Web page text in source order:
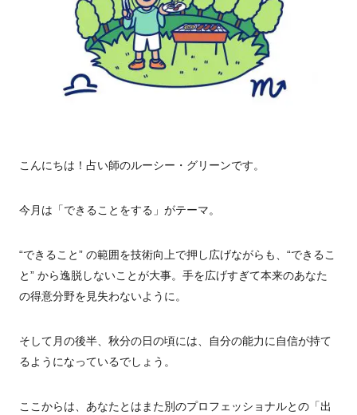
こんにちは！ 占い師のルーシー・グリーンです。
今月は「できることをする」がテーマ。
“できること” の範囲を技術向上で押し広げながらも、 “できるこ
と” から逸脱しないことが大事。手を広げすぎて本来のあなた
の得意分野を見失わないように。
そして月の後半、秋分の日の頃には、自分の能力に自信が持て
るようになっているでしょう。
ここからは、あなたとはまた別のプロフェッショナルとの「出